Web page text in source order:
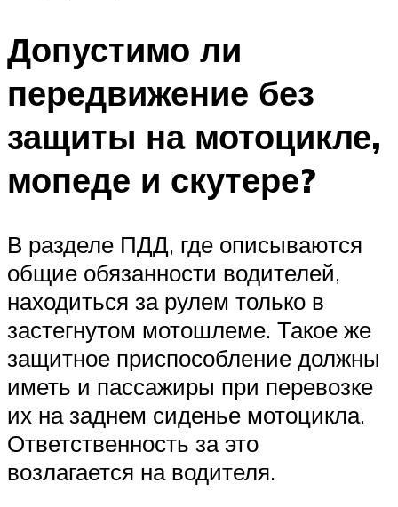
Допустимо ли
передвижение без
защиты на мотоцикле,
мопеде и скутере?
В разделе ПДД, где описываются
общие обязанности водителей,
находиться за рулем только в
застегнутом мотошлеме. Такое же
защитное приспособление должны
иметь и пассажиры при перевозке
их на заднем сиденье мотоцикла.
Ответственность за это
возлагается на водителя.